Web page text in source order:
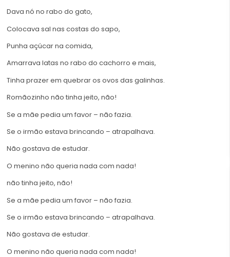
Dava nó no rabo do gato,
Colocava sal nas costas do sapo,
Punha açúcar na comida,
Amarrava latas no rabo do cachorro e mais,
Tinha prazer em quebrar os ovos das galinhas.
Romãozinho não tinha jeito, não!
Se a mãe pedia um favor – não fazia.
Se o irmão estava brincando – atrapalhava.
Não gostava de estudar.
O menino não queria nada com nada!
não tinha jeito, não!
Se a mãe pedia um favor – não fazia.
Se o irmão estava brincando – atrapalhava.
Não gostava de estudar.
O menino não queria nada com nada!